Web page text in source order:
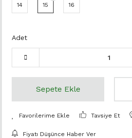
14 15 16
Adet
Sepete Ekle
Tavsiye Et
Fiyatı Düşünce Haber Ver